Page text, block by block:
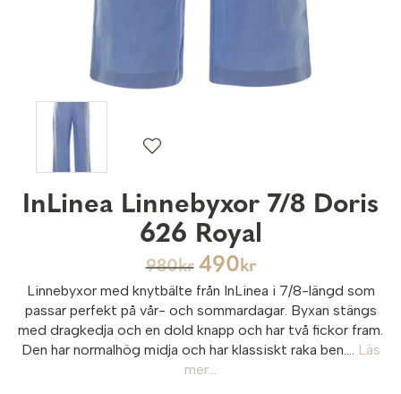
InLinea Linnebyxor 7/8 Doris
626 Royal
980kr 490 kr
Linnebyxor med knytbälte från InLinea i 7/8-längd som
passar perfekt på vår- och sommardagar. Byxan stängs
med dragkedja och en dold knapp och har två fickor fram.
Den har normalhög midja och har klassiskt raka ben....
Läs
mer...